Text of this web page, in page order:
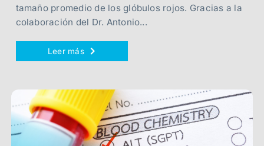
tamaño promedio de los glóbulos rojos. Gracias a la
colaboración del Dr. Antonio...
Leer más